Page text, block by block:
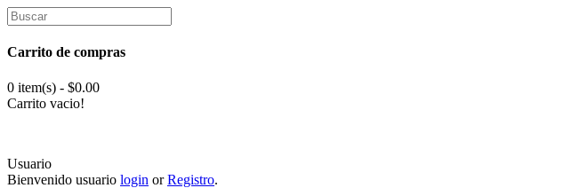
Carrito de compras
0 item(s) - $0.00
Carrito vacio!
Usuario
Bienvenido usuario login orRegistro.